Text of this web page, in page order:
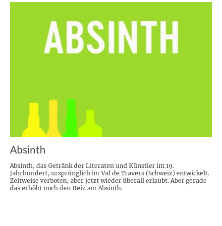
Absinth
Absinth, das Getränk der Literaten und Künstler im 19.
Jahrhundert, ursprünglich im Val de Travers (Schweiz) entwickelt.
Zeitweise verboten, aber jetzt wieder überall erlaubt. Aber gerade
das erhöht noch den Reiz am Absinth.